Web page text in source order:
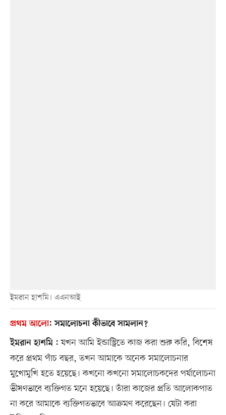
ইমরান হাশমি। এএনআই
প্রথম আলো:সমালোচনা কীভাবে সামলান?
ইমরান হাশমি :যখন আমি ইন্ডাস্ট্রিতে কাজ করা শুরু করি, বিশেষ
করে প্রথম পাঁচ বছর, তখন আমাকে অনেক সমালোচনার
মুখোমুখি হতে হয়েছে। কখনো কখনো সমালোচকদের পর্যালোচনা
ভীষণভাবে ব্যক্তিগত মনে হয়েছে। তাঁরা কাজের প্রতি আলোকপাত
না করে আমাকে ব্যক্তিগতভাবে আক্রমণ করেছেন। যেটা করা